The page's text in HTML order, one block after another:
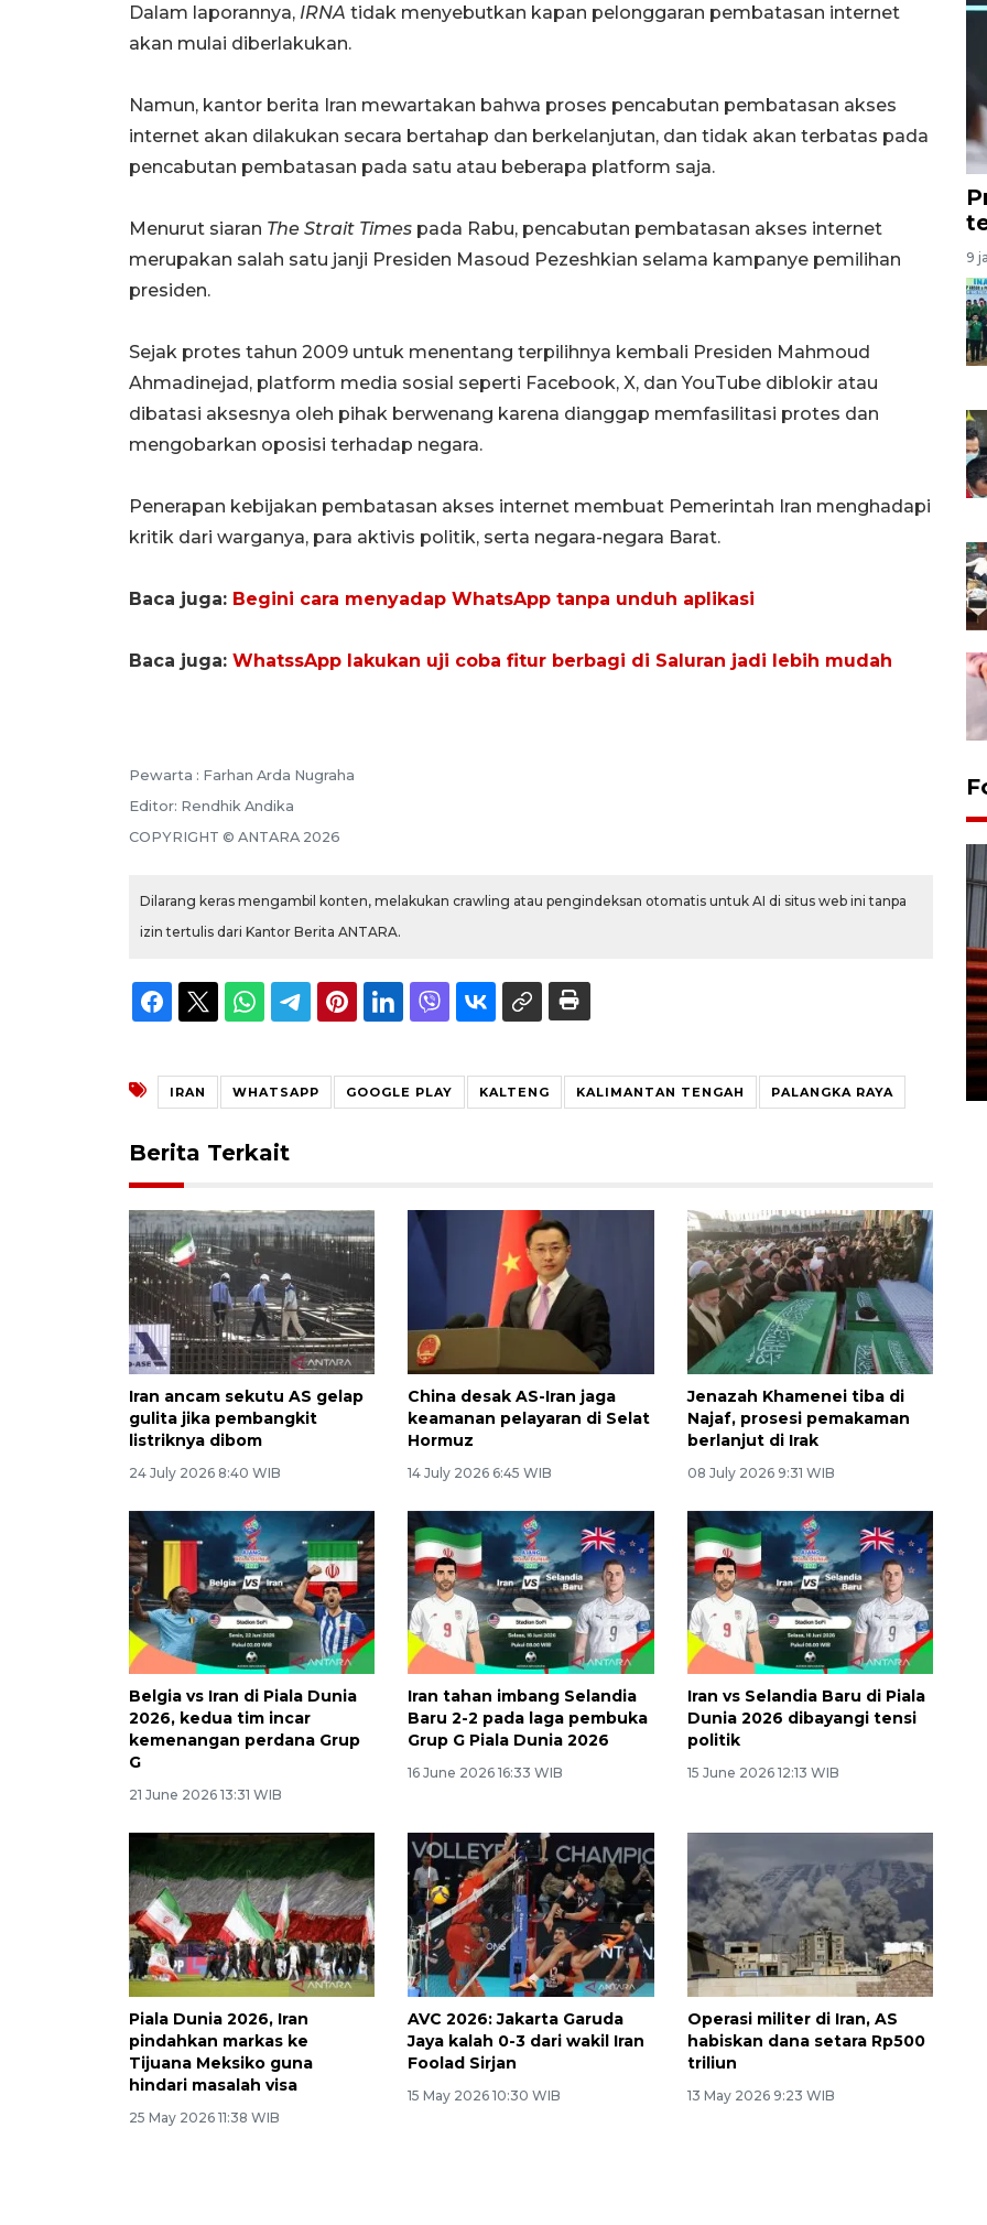
Dalam laporannya, IRNA tidak menyebutkan kapan pelonggaran pembatasan internet
akan mulai diberlakukan.
Namun, kantor berita Iran mewartakan bahwa proses pencabutan pembatasan akses
internet akan dilakukan secara bertahap dan berkelanjutan, dan tidak akan terbatas pada
pencabutan pembatasan pada satu atau beberapa platform saja.
Menurut siaran The Strait Times pada Rabu, pencabutan pembatasan akses internet
merupakan salah satu janji Presiden Masoud Pezeshkian selama kampanye pemilihan
presiden.
Sejak protes tahun 2009 untuk menentang terpilihnya kembali Presiden Mahmoud
Ahmadinejad, platform media sosial seperti Facebook, X, dan YouTube diblokir atau
dibatasi aksesnya oleh pihak berwenang karena dianggap memfasilitasi protes dan
mengobarkan oposisi terhadap negara.
Penerapan kebijakan pembatasan akses internet membuat Pemerintah Iran menghadapi
kritik dari warganya, para aktivis politik, serta negara-negara Barat.
Baca juga: Begini cara menyadap WhatsApp tanpa unduh aplikasi
Baca juga: WhatssApp lakukan uji coba fitur berbagi di Saluran jadi lebih mudah
Pewarta : Farhan Arda Nugraha
Editor: Rendhik Andika
COPYRIGHT © ANTARA 2026
Dilarang keras mengambil konten, melakukan crawling atau pengindeksan otomatis untuk AI di situs web ini tanpa
izin tertulis dari Kantor Berita ANTARA.
IRAN WHATSAPP GOOGLE PLAY KALTENG KALIMANTAN TENGAH PALANGKA RAYA
Berita Terkait
Iran ancam sekutu AS gelap
gulita jika pembangkit
listriknya dibom
24 July 2026 8:40 WIB
China desak AS-Iran jaga
keamanan pelayaran di Selat
Hormuz
14 July 2026 6:45 WIB
Jenazah Khamenei tiba di
Najaf, prosesi pemakaman
berlanjut di Irak
08 July 2026 9:31 WIB
Belgia vs Iran di Piala Dunia
2026, kedua tim incar
kemenangan perdana Grup
G
21 June 2026 13:31 WIB
Iran tahan imbang Selandia
Baru 2-2 pada laga pembuka
Grup G Piala Dunia 2026
16 June 2026 16:33 WIB
Iran vs Selandia Baru di Piala
Dunia 2026 dibayangi tensi
politik
15 June 2026 12:13 WIB
Piala Dunia 2026, Iran
pindahkan markas ke
Tijuana Meksiko guna
hindari masalah visa
25 May 2026 11:38 WIB
AVC 2026: Jakarta Garuda
Jaya kalah 0-3 dari wakil Iran
Foolad Sirjan
15 May 2026 10:30 WIB
Operasi militer di Iran, AS
habiskan dana setara Rp500
triliun
13 May 2026 9:23 WIB
9
22 July 2026 17:18 WIB